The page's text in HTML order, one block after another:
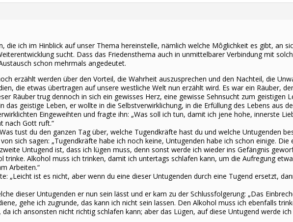
die ich im Hinblick auf unser Thema hereinstelle, nämlich welche Môglichkeit es gibt, an
sucht. Dass das Friedensthema auch in unmittelbarer Verbindung mit
schon mehrmals angedeutet.
erzählt werden über den Vorteil, die Wahrheit auszusprechen und den Nachteil, die
die etwas übertragen auf unsere westliche Welt nun erzählt wird. Es war ein Räuber,
Räuber trug dennoch in sich ein gewisses Herz, eine gewisse Sehnsucht zum geistigen
das geistige Leben, er wollte in die Selbstverwirklichung, in die Erfüllung des Lebens aus
Eingeweihten und fragte ihn: „Was soll ich tun, damit ich jene hohe, innerste
nach Gott ruft.“
tust du den ganzen Tag über, welche Tugendkräfte hast du und welche Untugenden
sich sagen: „Tugendkräfte habe ich noch keine, Untugenden habe ich schon einige. Die
Untugend ist, dass ich lügen muss, denn sonst werde ich wieder ins Gefängnis
trinke. Alkohol muss ich trinken, damit ich untertags schlafen kann, um die Aufregung
Arbeiten.“
„Leicht ist es nicht, aber wenn du eine dieser Untugenden durch eine Tugend ersetzt,
dieser Untugenden er nun sein lässt und er kam zu der Schlussfolgerung: „Das
gehe ich zugrunde, das kann ich nicht sein lassen. Den Alkohol muss ich ebenfalls
ich ansonsten nicht richtig schlafen kann; aber das Lügen, auf diese Untugend werde ich